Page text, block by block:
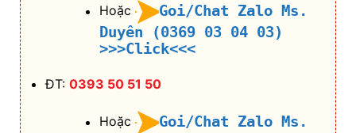
Hoặc
Goi/Chat Zalo Ms.
Duyên (0369 03 04 03)
>>>Click<<<
ĐT: 0393 50 51 50
Hoặc
Goi/Chat Zalo Ms.